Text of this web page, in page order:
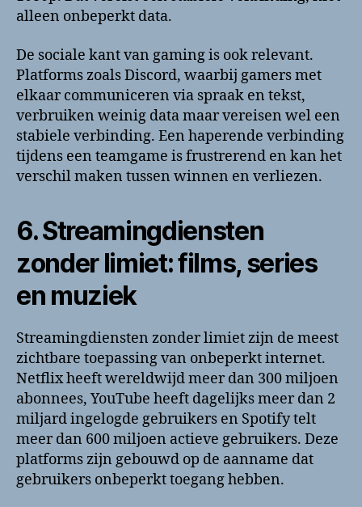
alleen onbeperkt data.
De sociale kant van gaming is ook relevant.
Platforms zoals Discord, waarbij gamers met
elkaar communiceren via spraak en tekst,
verbruiken weinig data maar vereisen wel een
stabiele verbinding. Een haperende verbinding
tijdens een teamgame is frustrerend en kan het
verschil maken tussen winnen en verliezen.
6. Streamingdiensten
zonder limiet: films, series
en muziek
Streamingdiensten zonder limiet zijn de meest
zichtbare toepassing van onbeperkt internet.
Netflix heeft wereldwijd meer dan 300 miljoen
abonnees, YouTube heeft dagelijks meer dan 2
miljard ingelogde gebruikers en Spotify telt
meer dan 600 miljoen actieve gebruikers. Deze
platforms zijn gebouwd op de aanname dat
gebruikers onbeperkt toegang hebben.